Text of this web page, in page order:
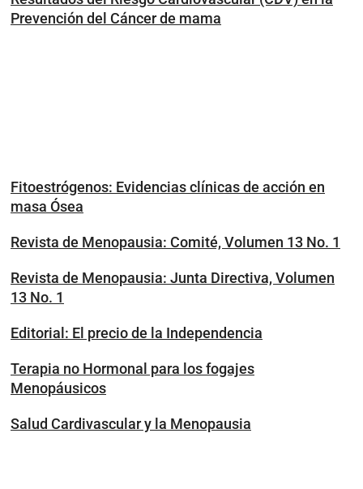
Prevención del Cáncer de mama
Fitoestrógenos: Evidencias clínicas de acción en
masa Ósea
Revista de Menopausia: Comité, Volumen 13 No. 1
Revista de Menopausia: Junta Directiva, Volumen
13 No. 1
Editorial: El precio de la Independencia
Terapia no Hormonal para los fogajes
Menopáusicos
Salud Cardivascular y la Menopausia